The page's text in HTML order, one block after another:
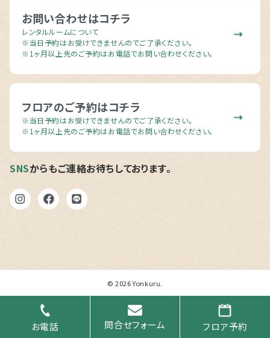
お電話 問合せフォーム フロア予約
お問い合わせはコチラ
レンタルルームについて
※当日予約はお受けできませんのでご了承ください。
※1ヶ月以上先のご予約はお電話でお問い合わせください。
フロアのご予約はコチラ
※当日予約はお受けできませんのでご了承ください。
※1ヶ月以上先のご予約はお電話でお問い合わせください。
SNSからもご連絡お待ちしております。
© 2026Yonkuru.